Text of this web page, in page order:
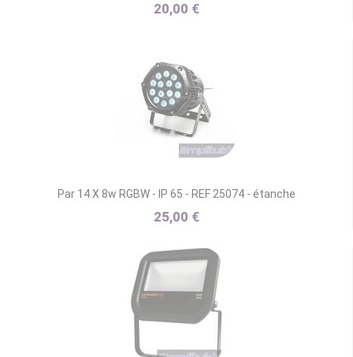
20,00 €
Par 14 X 8w RGBW - IP 65 - REF 25074 - étanche
25,00 €